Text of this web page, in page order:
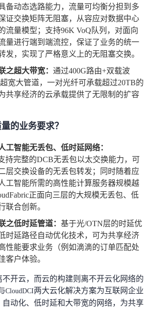
备动态选路能力，流量可均衡分担到多
证交换矩阵无阻塞，从容应对数据中心
流量模型；支持96K VoQ 队列，对面向
量进行端到端流控，保证了业务的统一
发，实现了严格意义上的无阻塞交换。
之超大带宽： 通过400G路由+双载波
宽大管道，一对光纤可承载超过20TB的
共享经济的云承载提供了无限制的扩容
的业务要求？
工智能无丢包、低时延网络：
持完整的DCB无丢包以太交换能力，可
层交换设备的无丢包转发；同时随着应
工智能所需的高性能计算服务器规模越
正面向三层的大规模无丢包、低
联合创新。
之低时延管道： 基于光/OTN层的时延优
时延路径自动优化技术，可为共享经济
性能要求业务（例如滴滴的订单匹配处
客户体验。
开云，而云的构建则离不开云化网络的
CloudDCI两大云化解决方案为互联网企业
动化、低时延和大带宽的网络，为共享